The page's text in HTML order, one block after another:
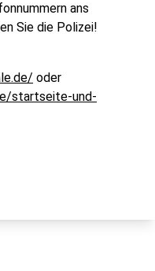
ans
Sie die Polizei!
oder
startseite-und-